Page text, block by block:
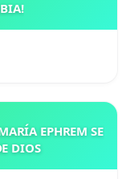
EPHREM SE
DIOS